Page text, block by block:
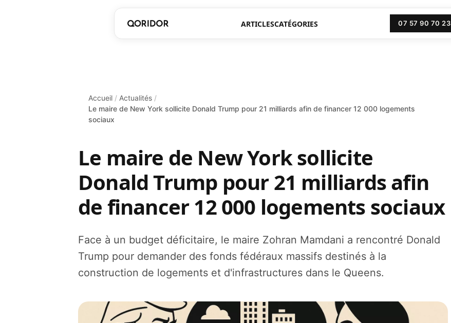
ARTICLESCATÉGORIES 07 57 90 70 23
Accueil / Actualités /
Le maire de New York sollicite Donald Trump pour 21 milliards afin de financer 12 000 logements
sociaux
Le maire de New York sollicite
Donald Trump pour 21 milliards afin
de financer 12 000 logements sociaux
Face à un budget déficitaire, le maire Zohran Mamdani a rencontré Donald
Trump pour demander des fonds fédéraux massifs destinés à la
construction de logements et d'infrastructures dans le Queens.